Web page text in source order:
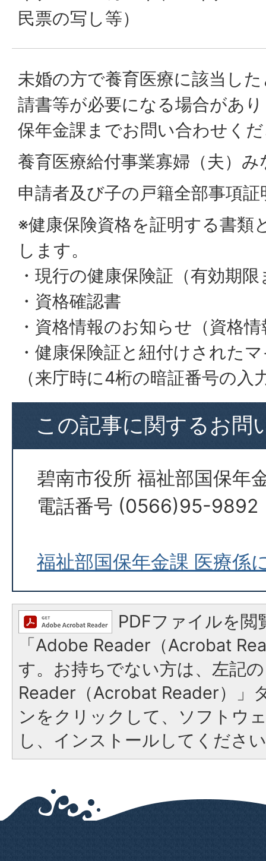
民票の写し等）
未婚の方で養育医療に該当し
請書等が必要になる場合があ
保年金課までお問い合わせく
養育医療給付事業寡婦（夫）
申請者及び子の戸籍全部事項証
※健康保険資格を証明する書類
します。
・現行の健康保険証（有効期
・資格確認書
・資格情報のお知らせ（資格
・健康保険証と紐付けされた
（来庁時に4桁の暗証番号の入
この記事に関するお問
碧南市役所 福祉部国保年
電話番号 (0566)95-9892
福祉部国保年金課 医療係
PDFファイルを閲
「Adobe Reader（Acrobat
す。お持ちでない方は、左記
Reader（Acrobat Reader）」
ンをクリックして、ソフトウ
し、インストールしてくださ